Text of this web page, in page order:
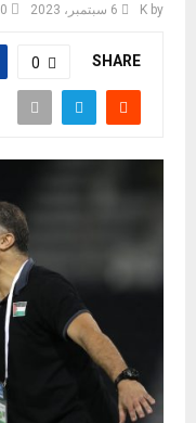
by
K 6 سبتمبر، 2023 0
SHARE
0